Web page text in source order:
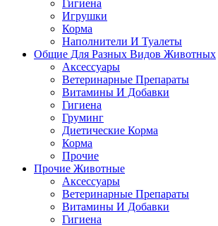
Гигиена
Игрушки
Корма
Наполнители И Туалеты
Общие Для Разных Видов Животных
Аксессуары
Ветеринарные Препараты
Витамины И Добавки
Гигиена
Груминг
Диетические Корма
Корма
Прочие
Прочие Животные
Аксессуары
Ветеринарные Препараты
Витамины И Добавки
Гигиена